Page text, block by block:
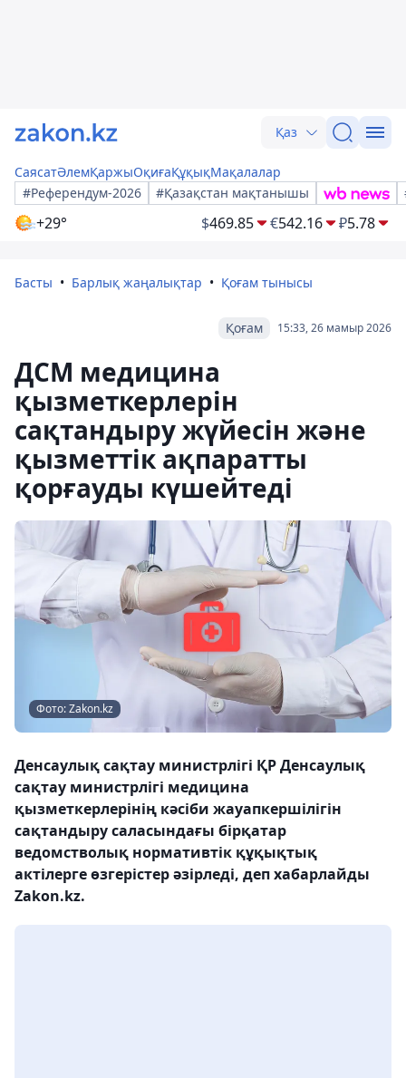
Қаз
СаясатӘлемҚаржыОқиғаҚұқықМақалалар
#Референдум-2026
#Қазақстан мақтанышы
+29° $469.85 €542.16 ₽5.78
Басты Барлық жаңалықтар Қоғам тынысы
15:33, 26 мамыр 2026
Қоғам
ДСМ медицина
қызметкерлерін
сақтандыру жүйесін және
қызметтік ақпаратты
қорғауды күшейтеді
Фото: Zakon.kz
Денсаулық сақтау министрлігі ҚР Денсаулық
сақтау министрлігі медицина
қызметкерлерінің кәсіби жауапкершілігін
сақтандыру саласындағы бірқатар
ведомстволық нормативтік құқықтық
актілерге өзгерістер әзірледі, деп хабарлайды
Zakon.kz.